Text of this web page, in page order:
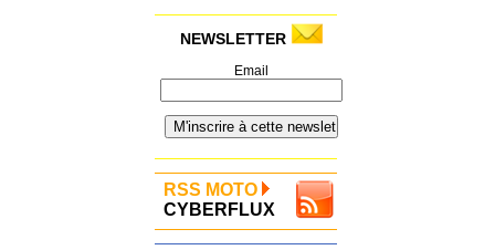
NEWSLETTER
Email
RSS MOTO
CYBERFLUX